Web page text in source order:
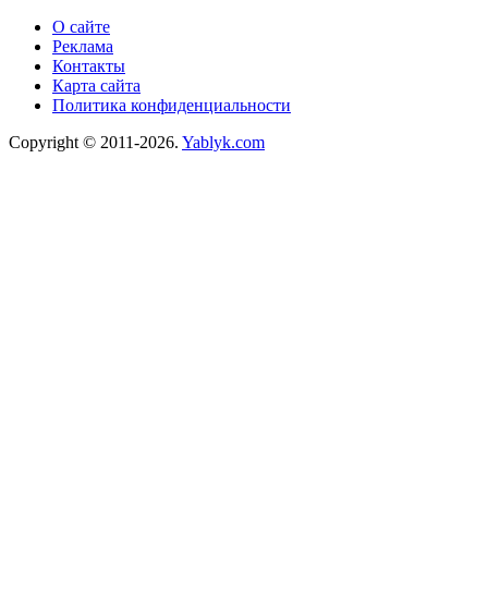
О сайте
Реклама
Контакты
Карта сайта
Политика конфиденциальности
Copyright © 2011-2026. Yablyk.сom